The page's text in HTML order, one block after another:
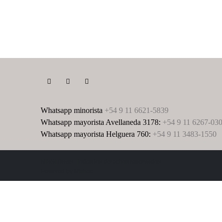
Whatsapp minorista +54 9 11 6621-5839
Whatsapp mayorista Avellaneda 3178: +54 9 11 6267-
Whatsapp mayorista Helguera 760: +54 9 11 3483-1550